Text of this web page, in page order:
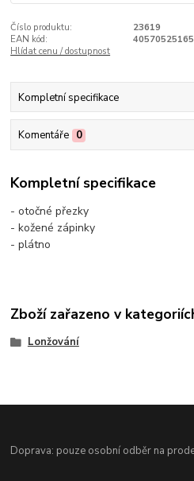
Číslo produktu:
23619
EAN kód:
Hlídat cenu / dostupnost
Kompletní specifikace
Komentáře 0
Kompletní specifikace
- otočné přezky
- kožené zápinky
- plátno
Zboží zařazeno v
Lonžování
Doprava: pouze osobní odběr na